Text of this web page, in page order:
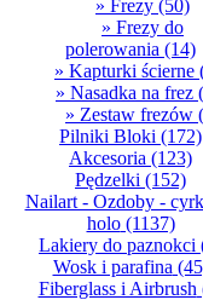
» Frezy (50)
» Frezy do
polerowania (14)
» Kapturki ścierne
» Nasadka na frez
» Zestaw frezów
Pilniki Bloki (172)
Akcesoria (123)
Pędzelki (152)
Nailart - Ozdoby -
holo(1137)
Lakiery do paznokci
Wosk i parafina
Fiberglass i Airbrush